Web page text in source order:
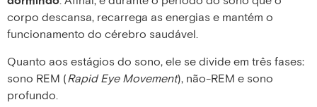
corpo descansa, recarrega as energias e mantém o
funcionamento do cérebro saudável.
Quanto aos estágios do sono, ele se divide em três fases:
sono REM (Rapid Eye Movement), não-REM e sono
profundo.